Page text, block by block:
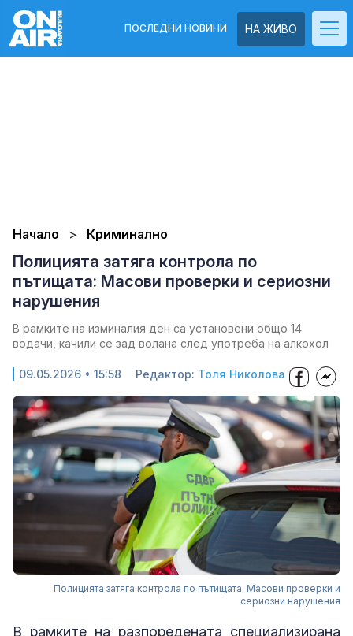
НА ЖИВО
ПОСЛЕДНИ НОВИНИ
Начало Криминално
Полицията затяга контрола по
пътищата: Масови проверки и сериозни
нарушения
В рамките на изминалия ден са установени общо 14
водачи, качили се зад волана след употреба на алкохол
09.05.2026 • 15:58 Редактор: Толя Николова
Полицията затяга контрола по пътищата: Масови проверки и
сериозни нарушения
В рамките на разпоредената специализирана